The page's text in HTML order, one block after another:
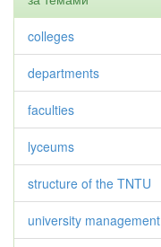
colleges
departments
faculties
lyceums
structure of the TNTU
university management